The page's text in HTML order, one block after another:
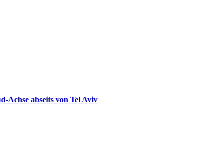
Achse abseits von Tel Aviv